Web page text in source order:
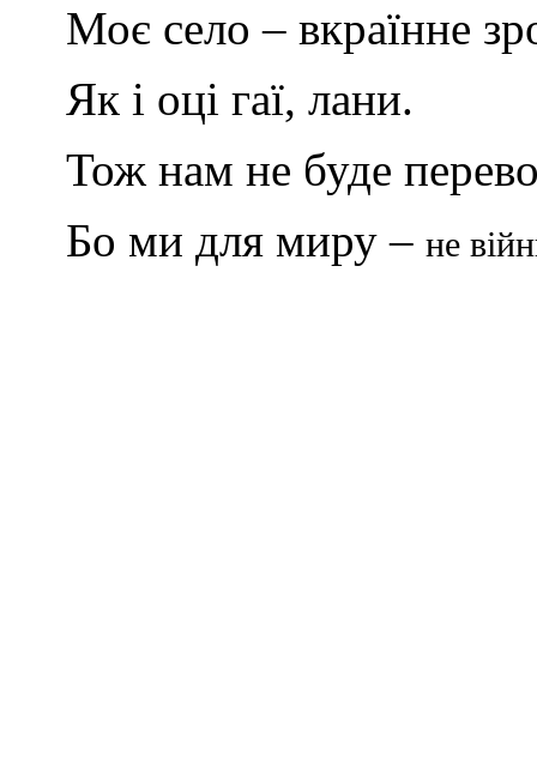
Моє село – вкраїнне
Як і оці гаї, лани.
Тож нам не буде
Бо ми для миру–не